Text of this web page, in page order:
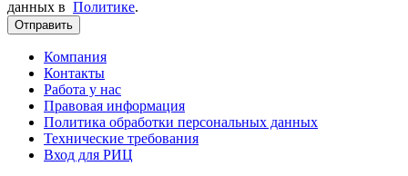
данных в Политике.
Отправить
Компания
Контакты
Работа у нас
Правовая информация
Политика обработки персональных данных
Технические требования
Вход для РИЦ